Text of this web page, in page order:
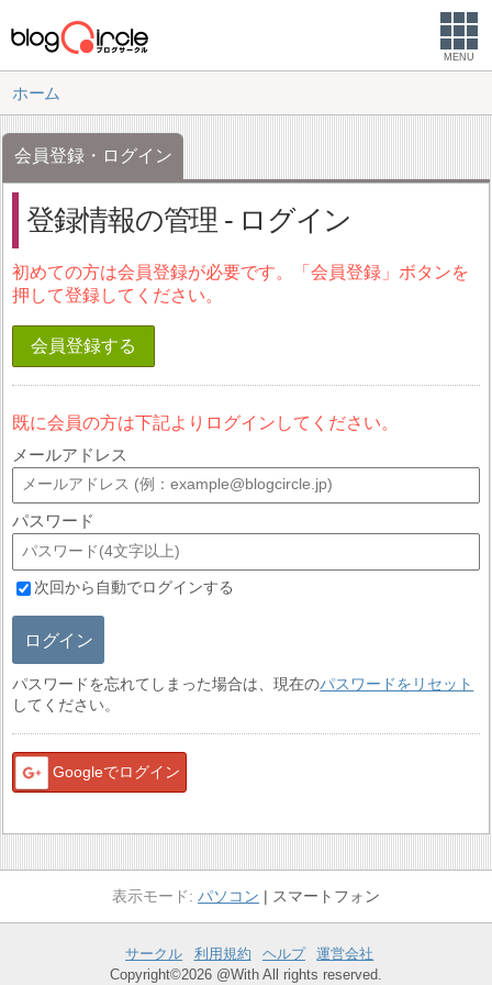
MENU
ホーム
会員登録・ログイン
登録情報の管理 - ログイン
初めての方は会員登録が必要です。「会員登録」ボタンを
押して登録してください。
会員登録する
既に会員の方は下記よりログインしてください。
メールアドレス
パスワード
次回から自動でログインする
ログイン
パスワードを忘れてしまった場合は、現在のパスワードをリセット
してください。
Googleでログイン
パソコン スマートフォン
サークル 利用規約 ヘルプ
運営会社
Copyright©2026 @With All rights reserved.